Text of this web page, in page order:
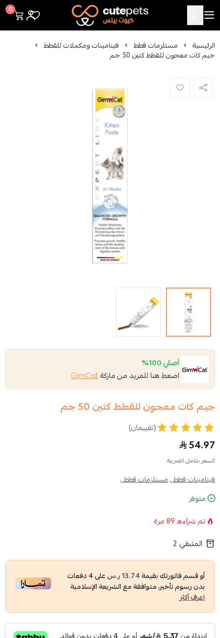
Cutepets
0
الرئيسية مستلزمات قطط فيتامينات ومكملات للقطط
جيم كات معجون للقطط كتين 50 جم
أصلي 100%
اضغط هنا للمزيد من ماركةGimCat
جيم كات معجون للقطط كتين 50 جم
(تقييمان)
54.97
السعر شامل الضريبة
فيتامينات قطط ,مستلزمات قطط ,
متوفر
تم شراءه89مرة
المتبقي 2
أو قسم فاتورتك بقيمة13.74 ر.س على4دفعات
بدون رسوم تأخير، متوافقة مع الشريعة الإسلامية
اعرف أكثر